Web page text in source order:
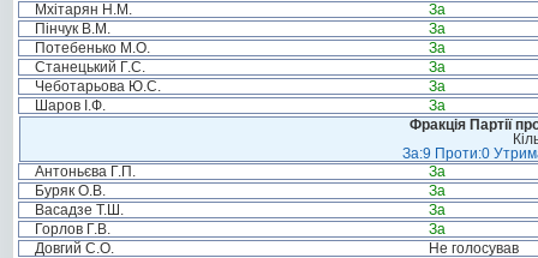
Мхітарян Н.М.
За
Пінчук В.М.
За
Потебенько М.О.
За
Станецький Г.С.
За
Чеботарьова Ю.С.
За
Шаров І.Ф.
За
Фракція Партії
За:9 Проти:0
Антоньєва Г.П.
За
Буряк О.В.
За
Васадзе Т.Ш.
За
Горлов Г.В.
За
Довгий С.О.
Не голосував